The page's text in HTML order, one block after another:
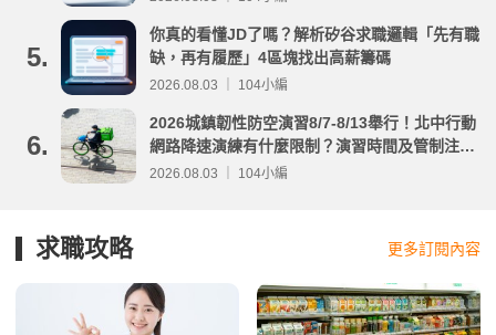
5.
你真的看懂JD了嗎？解析矽谷求職邏輯「先有職
缺，再有履歷」4區塊找出高薪籌碼
2026.08.03 ｜ 104小編
6.
2026城鎮韌性防空演習8/7-8/13舉行！北中行動
網路降速演練有什麼限制？演習時間及管制注意
事項整理
2026.08.03 ｜ 104小編
求職攻略 更多訂閱內容